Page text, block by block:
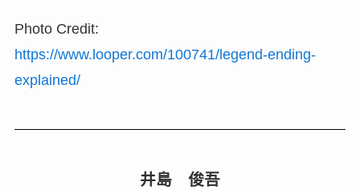
Photo Credit:
https://www.looper.com/100741/legend-ending-
explained/
井島 俊吾